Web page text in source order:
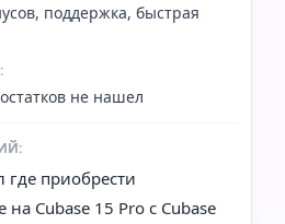
поддержка, быстрая
не нашел
где приобрести
Cubase 15 Pro с Cubase